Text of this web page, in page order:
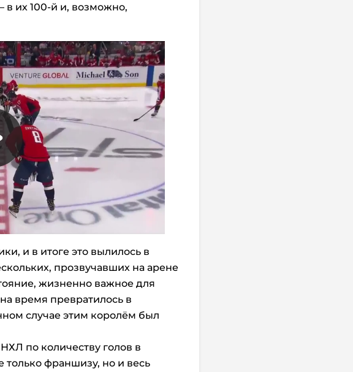
в их 100-й и, возможно,
и в итоге это вылилось в
прозвучавших на арене
жизненно важное для
время превратилось в
случае этим королём был
по количеству голов в
только франшизу, но и весь